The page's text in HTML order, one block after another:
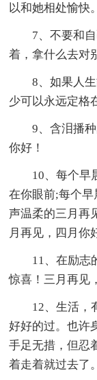
以和她相处愉快。
7、不要和自
着，拿什么去对
8、如果人生
少可以永远定格
9、含泪播种
你好！
10、每个早晨
在你眼前;每个
声温柔的三月再
月再见，四月你
11、在励志的
惊喜！三月再见
12、生活，有
好好的过。也许
手足无措，但忍
着走着就过去了